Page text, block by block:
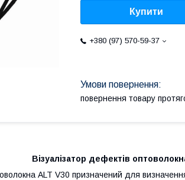
Купити
+380 (97) 570-59-37
повернення товару
Візуалізатор дефектів
ALT V30 призначений для